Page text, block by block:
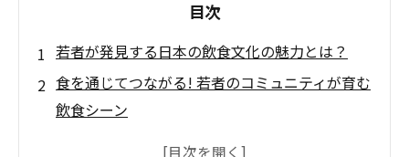
目次
若者が発見する日本の飲食文化の魅力とは？
食を通じてつながる! 若者のコミュニティが育む
飲食シーン
インスタ映えする新スタイルのレストランが人